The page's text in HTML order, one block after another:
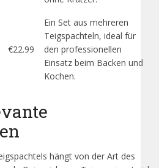
€22.99
Ein Set aus mehreren
Teigspachteln, ideal für
den professionellen
Einsatz beim Backen und
Kochen.
hängt von der Art des